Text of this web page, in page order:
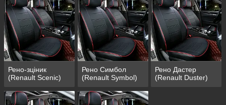
Рено-зціник
(Renault Scenic)
Рено Симбол
(Renault Symbol)
Рено Дастер
(Renault Duster)